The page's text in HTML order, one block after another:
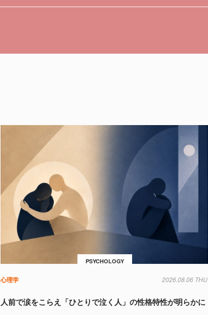
PSYCHOLOGY
心理学 2026.08.06 THU
人前で涙をこらえ「ひとりで泣く人」の性格特性が明らかに